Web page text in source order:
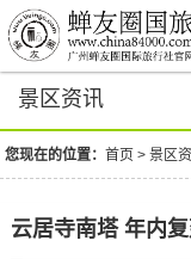
景区资讯
您现在的位置：首页 >景区
云居寺南塔 年内